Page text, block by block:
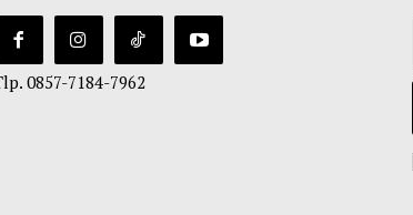
0857-7184-7962